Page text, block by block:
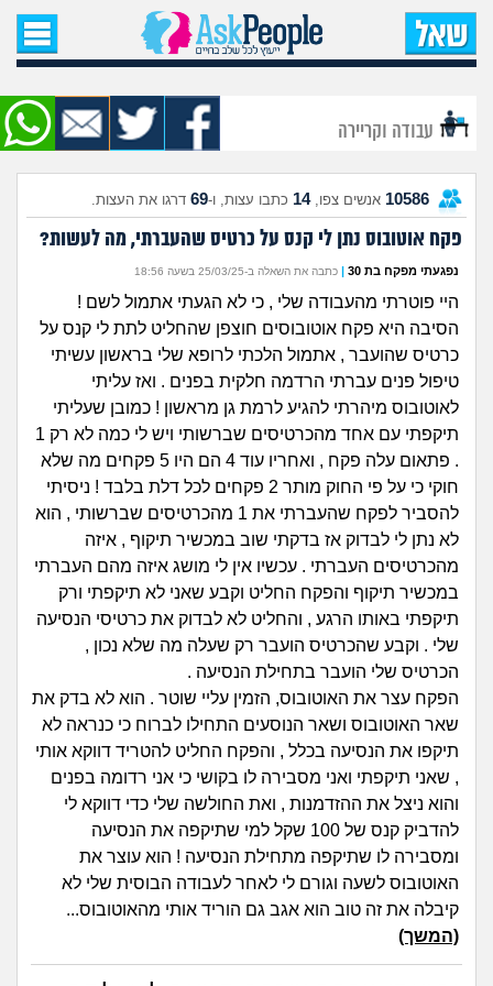
עמוד הבית
שאל שאלה
שאלות חדשות
שאלות שעוררו עניין
עצות חדשות
מה קורה כאן?
מתחם הטיפים
מדורים
זוגיות
היריון ולידה
הורות ומשפחה
מהבקו"ם... ועד מתי?!
לימודים וסטודנטים
עבודה וקריירה
חברים ואנשים
חיפוש שאלות
הרשמה | התחברות
עבודה וקריירה
10586 אנשים צפו,14 כתבו עצות, ו-69 דרגו את העצות.
פקח אוטובוס נתן לי קנס על כרטיס שהעברתי, מה לעשות?
נפגעתי מפקח בת 30 | כתבה את השאלה ב-25/03/25 בשעה 18:56
היי פוטרתי מהעבודה שלי , כי לא הגעתי אתמול לשם !
הסיבה היא פקח אוטובוסים חוצפן שהחליט לתת לי קנס על
כרטיס שהועבר , אתמול הלכתי לרופא שלי בראשון עשיתי
טיפול פנים עברתי הרדמה חלקית בפנים . ואז עליתי
לאוטובוס מיהרתי להגיע לרמת גן מראשון ! כמובן שעליתי
תיקפתי עם אחד מהכרטיסים שברשותי ויש לי כמה לא רק 1
. פתאום עלה פקח , ואחריו עוד 4 הם היו 5 פקחים מה שלא
חוקי כי על פי החוק מותר 2 פקחים לכל דלת בלבד ! ניסיתי
להסביר לפקח שהעברתי את 1 מהכרטיסים שברשותי , הוא
לא נתן לי לבדוק אז בדקתי שוב במכשיר תיקוף , איזה
מהכרטיסים העברתי . עכשיו אין לי מושג איזה מהם העברתי
במכשיר תיקוף והפקח החליט וקבע שאני לא תיקפתי ורק
תיקפתי באותו הרגע , והחליט לא לבדוק את כרטיסי הנסיעה
שלי . וקבע שהכרטיס הועבר רק שעלה מה שלא נכון ,
הכרטיס שלי הועבר בתחילת הנסיעה .
הפקח עצר את האוטובוס, הזמין עליי שוטר . הוא לא בדק את
שאר האוטובוס ושאר הנוסעים התחילו לברוח כי כנראה לא
תיקפו את הנסיעה בכלל , והפקח החליט להטריד דווקא אותי
, שאני תיקפתי ואני מסבירה לו בקושי כי אני רדומה בפנים
והוא ניצל את ההזדמנות , ואת החולשה שלי כדי דווקא לי
להדביק קנס של 100 שקל למי שתיקפה את הנסיעה
ומסבירה לו שתיקפה מתחילת הנסיעה ! הוא עוצר את
האוטובוס לשעה וגורם לי לאחר לעבודה הבוסית שלי לא
קיבלה את זה טוב הוא אגב גם הוריד אותי מהאוטובוס...
(המשך)